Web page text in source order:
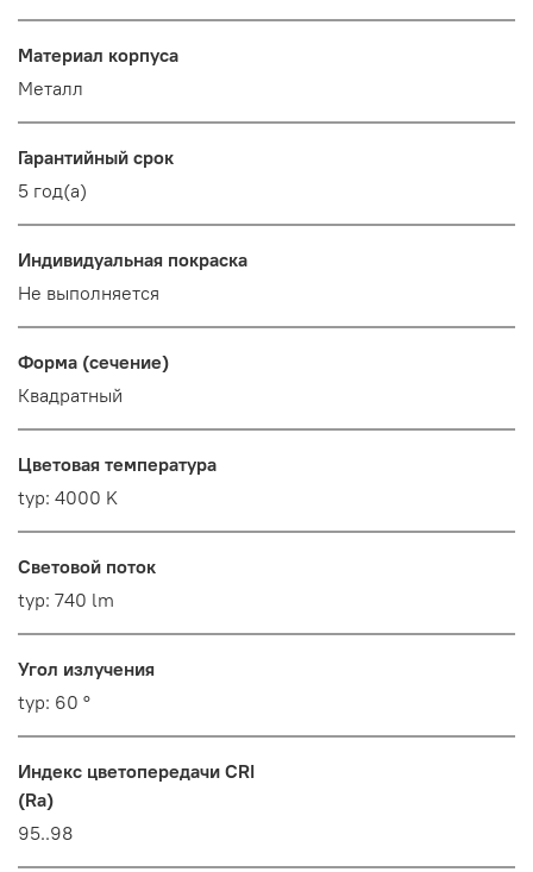
Материал корпуса
Металл
Гарантийный срок
5 год(а)
Индивидуальная покраска
Не выполняется
Форма (сечение)
Квадратный
Цветовая температура
typ: 4000 K
Световой поток
typ: 740 lm
Угол излучения
typ: 60 °
Индекс цветопередачи CRI
(Ra)
95..98